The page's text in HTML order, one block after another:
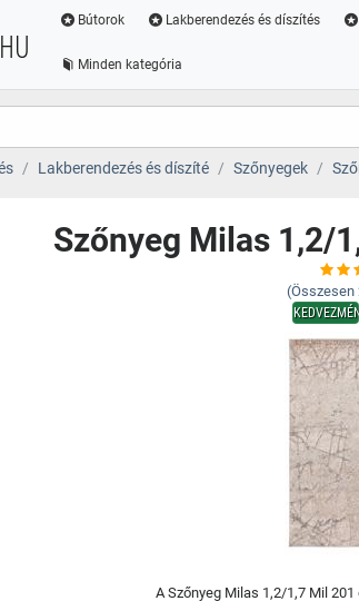
Bútorok Lakberendezés és díszítés
Minden kategória
Lakberendezés és díszíté Szőnyegek
Szőnyeg Milas 1,2/
(Összesen
A Szőnyeg Milas 1,2/1,7 Mil